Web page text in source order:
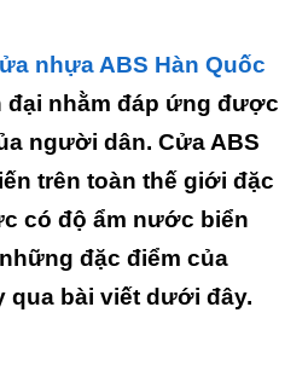
nhựa ABS Hàn Quốc
đại nhằm đáp ứng được
người dân. Cửa ABS
trên toàn thế giới đặc
có độ ẩm nước biển
đặc điểm của
qua bài viết dưới đây.